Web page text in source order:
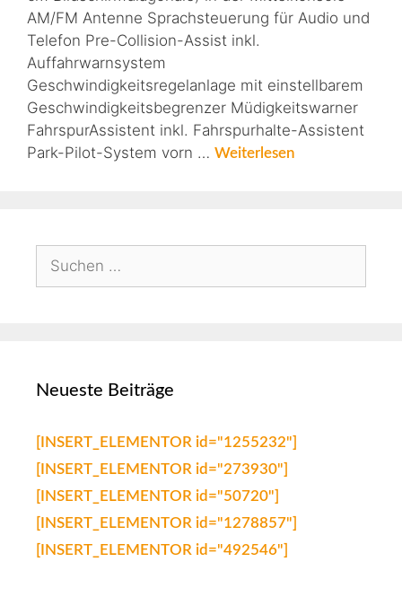
AM/FM Antenne Sprachsteuerung für Audio und
Telefon Pre-Collision-Assist inkl.
Auffahrwarnsystem
Geschwindigkeitsregelanlage mit einstellbarem
Geschwindigkeitsbegrenzer Müdigkeitswarner
FahrspurAssistent inkl. Fahrspurhalte-Assistent
Park-Pilot-System vorn … Weiterlesen
Neueste Beiträge
[INSERT_ELEMENTOR id="1255232"]
[INSERT_ELEMENTOR id="273930"]
[INSERT_ELEMENTOR id="50720"]
[INSERT_ELEMENTOR id="1278857"]
[INSERT_ELEMENTOR id="492546"]